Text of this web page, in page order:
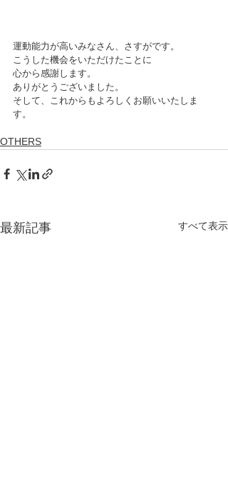
運動能力が高いみなさん、さすがです。
こうした機会をいただけたことに
心から感謝します。
ありがとうございました。
そして、これからもよろしくお願いいたしま
す。
OTHERS
最新記事 すべて表示